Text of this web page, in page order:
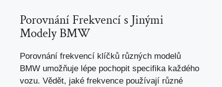
Porovnání Frekvencí s Jinými
Modely BMW
Porovnání frekvencí klíčků různých modelů
BMW umožňuje lépe pochopit specifika každého
vozu. Vědět, jaké frekvence používají různé